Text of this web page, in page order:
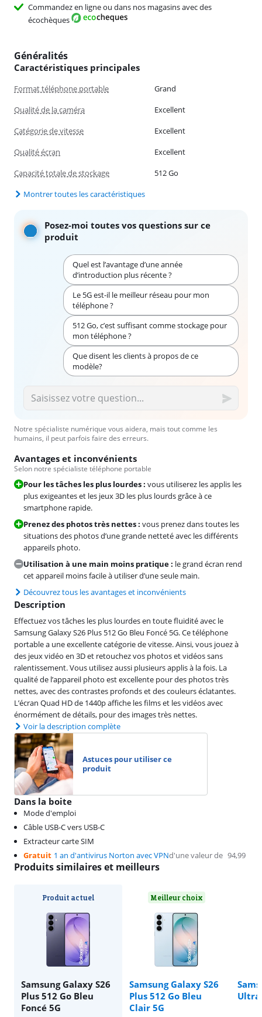
Commandez en ligne ou dans nos magasins avec des
écochèques
Généralités
Caractéristiques principales
Format téléphone portable
Grand
Qualité de la caméra
Excellent
Catégorie de vitesse
Excellent
Qualité écran
Excellent
Capacité totale de stockage
512 Go
Montrer toutes les caractéristiques
Posez-moi toutes vos questions sur ce
produit
Quel est l’avantage d’une année
d’introduction plus récente ?
Le 5G est-il le meilleur réseau pour mon
téléphone ?
512 Go, c’est suffisant comme stockage pour
mon téléphone ?
Que disent les clients à propos de ce
modèle?
Notre spécialiste numérique vous aidera, mais tout comme les
humains, il peut parfois faire des erreurs.
Avantages et inconvénients
Selon notre spécialiste téléphone portable
Pour les tâches les plus lourdes : vous utiliserez les applis les
plus exigeantes et les jeux 3D les plus lourds grâce à ce
smartphone rapide.
Prenez des photos très nettes : vous prenez dans toutes les
situations des photos d’une grande netteté avec les différents
appareils photo.
Utilisation à une main moins pratique : le grand écran rend
cet appareil moins facile à utiliser d’une seule main.
Découvrez tous les avantages et inconvénients
Description
Effectuez vos tâches les plus lourdes en toute fluidité avec le
Samsung Galaxy S26 Plus 512 Go Bleu Foncé 5G. Ce téléphone
portable a une excellente catégorie de vitesse. Ainsi, vous jouez à
des jeux vidéo en 3D et retouchez vos photos et vidéos sans
ralentissement. Vous utilisez aussi plusieurs applis à la fois. La
qualité de l’appareil photo est excellente pour des photos très
nettes, avec des contrastes profonds et des couleurs éclatantes.
L’écran Quad HD de 1440p affiche les films et les vidéos avec
énormément de détails, pour des images très nettes.
Voir la description complète
Astuces pour utiliser ce
produit
Dans la boite
Mode d'emploi
Câble USB-C vers USB-C
Extracteur carte SIM
Gratuit 1 an d'antivirus Norton avec VPNd'une valeur de 94,99
Produits similaires et meilleurs
Produit actuel
Samsung Galaxy S26
Plus 512 Go Bleu
Foncé 5G
Meilleur choix
Samsung Galaxy S26
Plus 512 Go Bleu
Clair 5G
Ultra